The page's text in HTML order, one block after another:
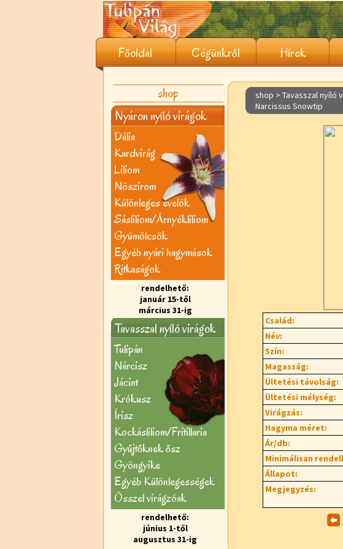
Főoldal Cégünkről Hírek
shop
Nyáron nyíló virágok
Dália
Kardvirág
Liliom
Nõszirom
Különleges évelõk
Sásliliom/Árnyékliliom
Gyümölcsök
Egyéb nyári hagymások
Ritkaságok
rendelhető:
január 15-től
március 31-ig
Tavasszal nyíló virágok
Tulipán
Nárcisz
Jácint
Krókusz
Írisz
Kockásliliom/Fritillaria
Gyűjtőknek ősz
Gyöngyike
Egyéb Különlegességek
Õsszel virágzóak
rendelhető:
június 1-től
augusztus 31-ig
shop > Tavasszal nyíló
Narcissus Snowtip
Család:
Név:
Szín:
Magasság:
Ültetési távolság:
Ültetési mélység:
Virágzás:
Hagyma méret:
Ár/db:
Minimálisan
Állapot:
Megjegyzés: